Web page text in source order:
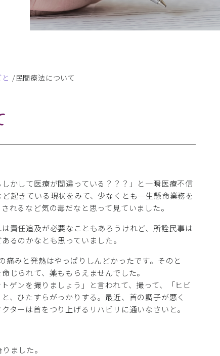
民間療法について
かして医療が間違っている？？？」と一瞬医療不信
起きている現状をみて、少なくとも一生懸命業務を
れるなど気の毒だなと思って見ていました。
責任追及が必要なこともあろうけれど、所詮民事は
るのかなとも思っていました。
痛みと発熱はやっぱりしんどかったです。そのと
じられて、薬ももらえませんでした。
ゲンを撮りましょう」と言われて、撮って、「ヒビ
、ひたすらがっかりする。最近、首の調子が悪く
ターは首をつり上げるリハビリに通いなさいと。
ました。